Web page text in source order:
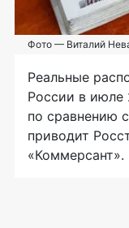
Фото — Виталий
Реальные
России в июле
по сравнению
приводит
«Коммерсант».